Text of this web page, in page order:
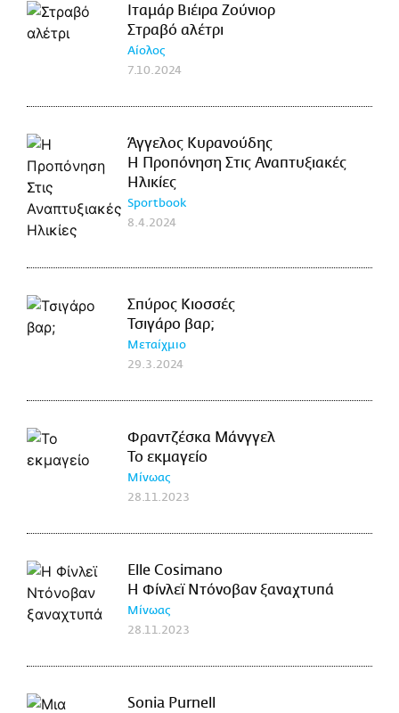
Ιταμάρ Βιέιρα Ζούνιορ
Στραβό αλέτρι
Αίολος
7.10.2024
Άγγελος Κυρανούδης
Η Προπόνηση Στις Αναπτυξιακές
Ηλικίες
Sportbook
8.4.2024
Σπύρος Κιοσσές
Τσιγάρο βαρ;
Μεταίχμιο
29.3.2024
Φραντζέσκα Μάνγγελ
Το εκμαγείο
Μίνωας
28.11.2023
Elle Cosimano
Η Φίνλεϊ Ντόνοβαν ξαναχτυπά
Μίνωας
28.11.2023
Sonia Purnell